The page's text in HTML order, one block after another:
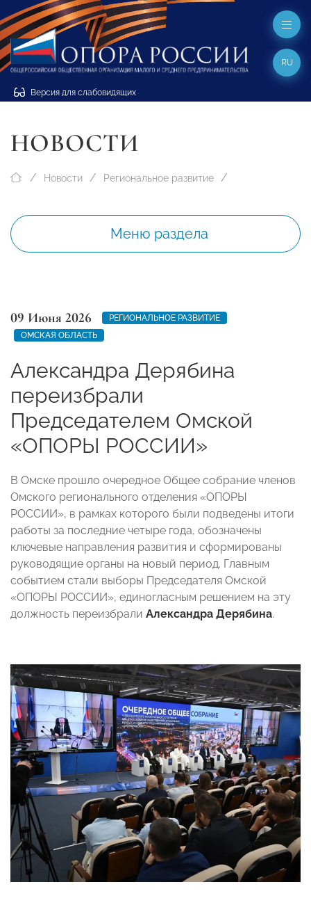
Версия для слабовидящих
RU
НОВОСТИ
Новости Региональное развитие
Меню раздела
09 Июня 2026
РЕГИОНАЛЬНОЕ РАЗВИТИЕ
ОМСКАЯ ОБЛАСТЬ
Александра Дерябина
переизбрали
Председателем Омской
«ОПОРЫ РОССИИ»
В Омске прошло очередное Общее собрание членов
Омского регионального отделения «ОПОРЫ
РОССИИ», в рамках которого были подведены итоги
работы за последние четыре года, обозначены
ключевые направления развития и сформированы
руководящие органы на новый период. Главным
событием стали выборы Председателя Омской
«ОПОРЫ РОССИИ», единогласным решением на эту
должность переизбрали Александра Дерябина.